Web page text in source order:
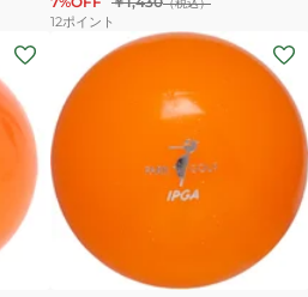
12ポイント